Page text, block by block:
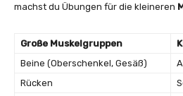
machst du Übungen für die kleineren
Große Muskelgruppen
Beine (Oberschenkel, Gesäß)
Rücken